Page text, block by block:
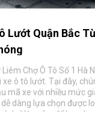
Lướt Quận Bắc
Chợ Ô Tô Số 1 Hà
ô tô lướt. Tại đây,
mã xe với nhiều mức
dàng lựa chọn được